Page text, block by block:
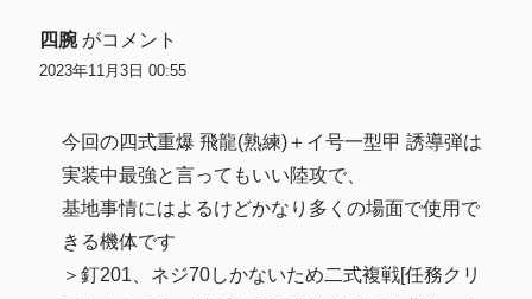
四腕 がコメント
2023年11月3日 00:55
今回の四式重爆 飛龍(熟練)＋イ号一型甲 誘導弾は
実装中最強と言ってもいい陸攻で、
基地事情にはよるけどかなり多くの場面で使用で
きる機体です
＞釘201、ネジ70しかないため二式複戦[任務クリ